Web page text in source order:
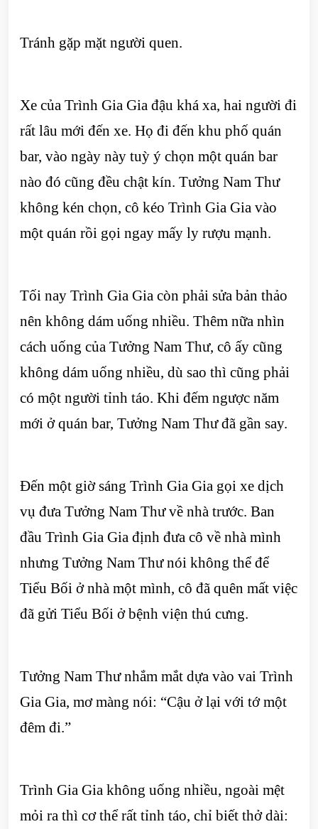
Tránh gặp mặt người quen.
Xe của Trình Gia Gia đậu khá xa, hai người đi
rất lâu mới đến xe. Họ đi đến khu phố quán
bar, vào ngày này tuỳ ý chọn một quán bar
nào đó cũng đều chật kín. Tưởng Nam Thư
không kén chọn, cô kéo Trình Gia Gia vào
một quán rồi gọi ngay mấy ly rượu mạnh.
Tối nay Trình Gia Gia còn phải sửa bản thảo
nên không dám uống nhiều. Thêm nữa nhìn
cách uống của Tưởng Nam Thư, cô ấy cũng
không dám uống nhiều, dù sao thì cũng phải
có một người tỉnh táo. Khi đếm ngược năm
mới ở quán bar, Tưởng Nam Thư đã gần say.
Đến một giờ sáng Trình Gia Gia gọi xe dịch
vụ đưa Tưởng Nam Thư về nhà trước. Ban
đầu Trình Gia Gia định đưa cô về nhà mình
nhưng Tưởng Nam Thư nói không thể để
Tiểu Bối ở nhà một mình, cô đã quên mất việc
đã gửi Tiểu Bối ở bệnh viện thú cưng.
Tưởng Nam Thư nhắm mắt dựa vào vai Trình
Gia Gia, mơ màng nói: “Cậu ở lại với tớ một
đêm đi.”
Trình Gia Gia không uống nhiều, ngoài mệt
mỏi ra thì cơ thể rất tỉnh táo, chỉ biết thở dài: